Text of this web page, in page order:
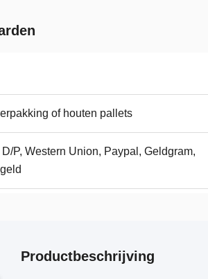
of houten pallets
D/P, Western Union, Paypal, Geldgram,
Productbeschrijving